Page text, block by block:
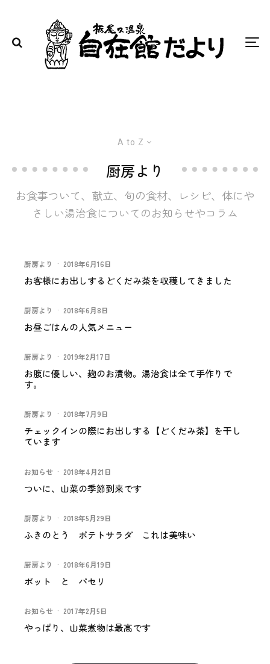
A to Z
厨房より
お食事ついて、献立、旬の食材、レシピ、体にや
さしい湯治食についてのお知らせやコラム
厨房より · 2018年6月16日
お客様にお出しするどくだみ茶を収穫してきました
厨房より · 2018年6月8日
お昼ごはんの人気メニュー
厨房より · 2019年2月17日
お腹に優しい、麹のお漬物。湯治食は全て手作りで
す。
厨房より · 2018年7月9日
チェックインの際にお出しする【どくだみ茶】を干し
ています
お知らせ · 2018年4月21日
ついに、山菜の季節到来です
厨房より · 2018年5月29日
ふきのとう ポテトサラダ これは美味い
厨房より · 2018年6月19日
ポット と パセリ
お知らせ · 2017年2月5日
やっぱり、山菜煮物は最高です